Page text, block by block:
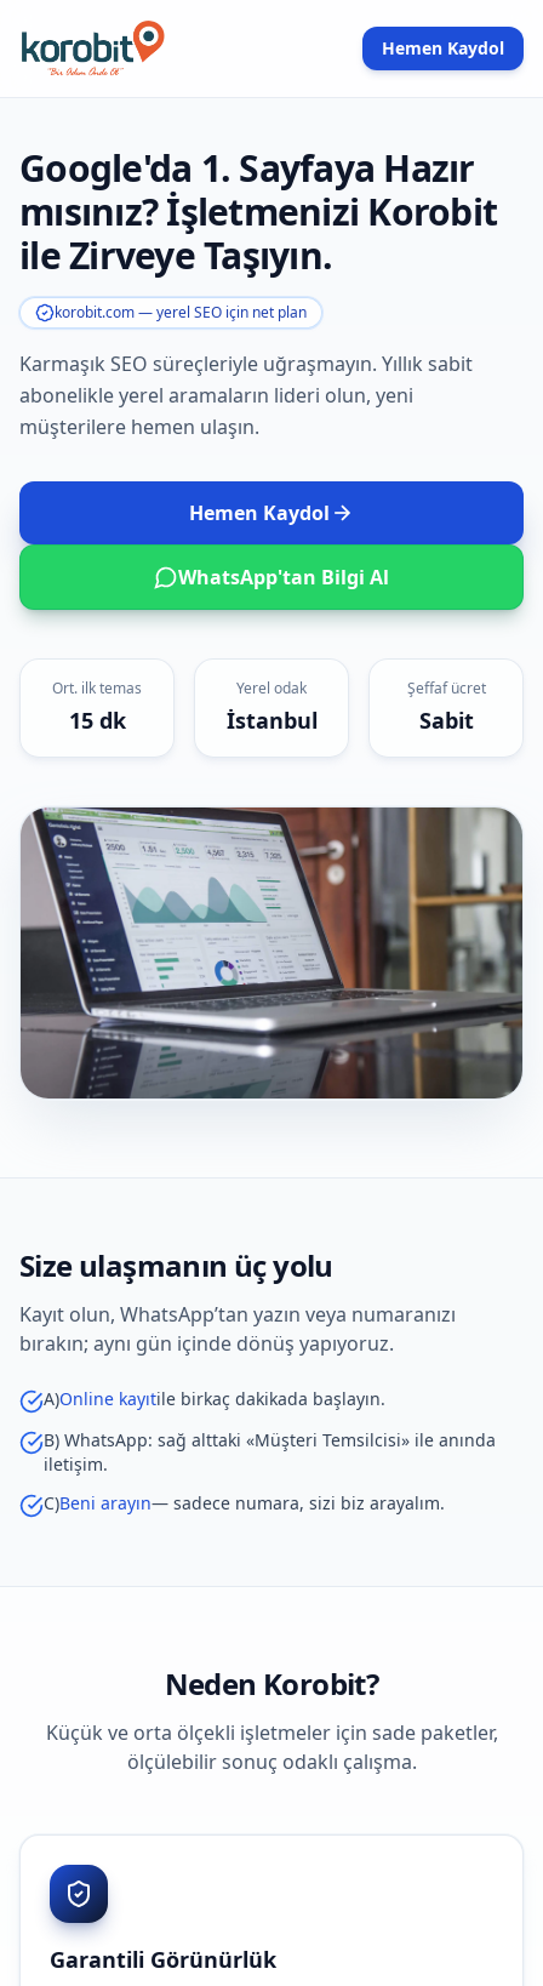
Hemen Kaydol
Google'da 1. Sayfaya Hazır
mısınız? İşletmenizi Korobit
ile Zirveye Taşıyın.
korobit.com — yerel SEO için net plan
Karmaşık SEO süreçleriyle uğraşmayın. Yıllık sabit
abonelikle yerel aramaların lideri olun, yeni
müşterilere hemen ulaşın.
Hemen Kaydol
WhatsApp'tan Bilgi Al
Ort. ilk temas
15 dk
Yerel odak
İstanbul
Şeffaf ücret
Sabit
Size ulaşmanın üç yolu
Kayıt olun, WhatsApp’tan yazın veya numaranızı
bırakın; aynı gün içinde dönüş yapıyoruz.
A)Online kayıtile birkaç dakikada başlayın.
B) WhatsApp: sağ alttaki «Müşteri Temsilcisi» ile anında
iletişim.
C)Beni arayın— sadece numara, sizi biz arayalım.
Neden Korobit?
Küçük ve orta ölçekli işletmeler için sade paketler,
ölçülebilir sonuç odaklı çalışma.
Garantili Görünürlük